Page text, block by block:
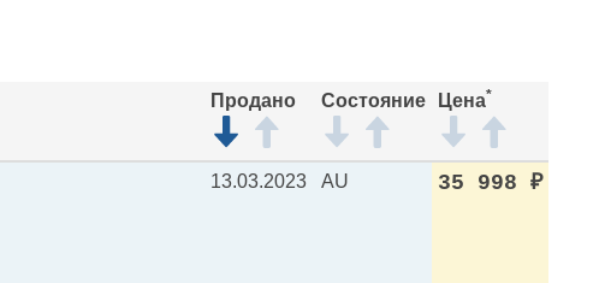
Продано Состояние Цена*
13.03.2023 AU 35 998 ₽